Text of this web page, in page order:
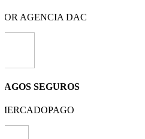
AGENCIA DAC
SEGUROS